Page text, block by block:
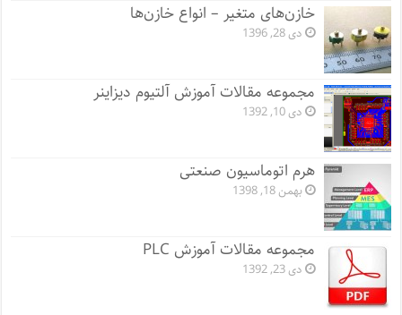
خازن‌های متغیر – انواع خازن‌ها
دی 28, 1396
مجموعه مقالات آموزش آلتیوم دیزاینر
دی 10, 1392
هرم اتوماسیون صنعتی
بهمن 18, 1398
مجموعه مقالات آموزش PLC
دی 23, 1392